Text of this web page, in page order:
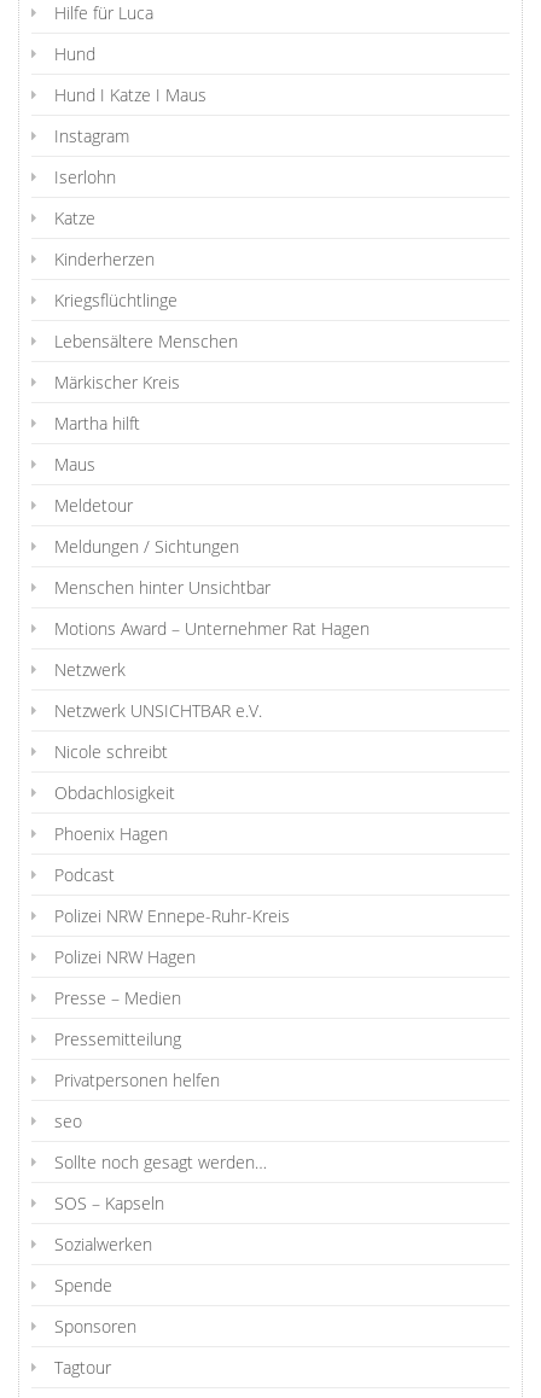
Hilfe für Luca
Hund
Hund I Katze I Maus
Instagram
Iserlohn
Katze
Kinderherzen
Kriegsflüchtlinge
Lebensältere Menschen
Märkischer Kreis
Martha hilft
Maus
Meldetour
Meldungen / Sichtungen
Menschen hinter Unsichtbar
Motions Award – Unternehmer Rat Hagen
Netzwerk
Netzwerk UNSICHTBAR e.V.
Nicole schreibt
Obdachlosigkeit
Phoenix Hagen
Podcast
Polizei NRW Ennepe-Ruhr-Kreis
Polizei NRW Hagen
Presse – Medien
Pressemitteilung
Privatpersonen helfen
seo
Sollte noch gesagt werden…
SOS – Kapseln
Sozialwerken
Spende
Sponsoren
Tagtour